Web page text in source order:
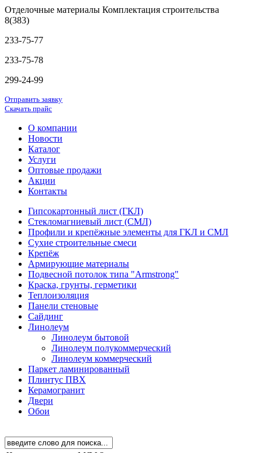
Отделочные материалы Комплектация строительства
8(383)
233-75-77
233-75-78
299-24-99
Отправить заявку
Скачать прайс
О компании
Новости
Каталог
Услуги
Оптовые продажи
Акции
Контакты
Гипсокартонный лист (ГКЛ)
Стекломагниевый лист (СМЛ)
Профили и крепёжные элементы для ГКЛ и СМЛ
Сухие строительные смеси
Крепёж
Армирующие материалы
Подвесной потолок типа "Armstrong"
Краска, грунты, герметики
Теплоизоляция
Панели стеновые
Сайдинг
Линолеум
Линолеум бытовой
Линолеум полукоммерческий
Линолеум коммерческий
Паркет ламинированный
Плинтус ПВХ
Керамогранит
Двери
Обои